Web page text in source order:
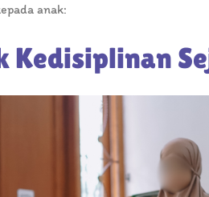
anak:
Kedisiplinan